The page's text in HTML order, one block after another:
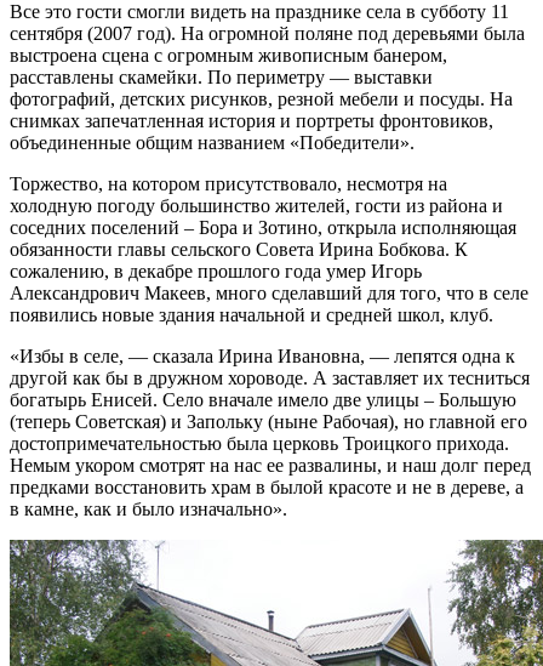
Все это гости смогли видеть на празднике села в субботу 11
сентября (2007 год). На огромной поляне под деревьями была
выстроена сцена с огромным живописным банером,
расставлены скамейки. По периметру — выставки
фотографий, детских рисунков, резной мебели и посуды. На
снимках запечатленная история и портреты фронтовиков,
объединенные общим названием «Победители».
Торжество, на котором присутствовало, несмотря на
холодную погоду большинство жителей, гости из района и
соседних поселений – Бора и Зотино, открыла исполняющая
обязанности главы сельского Совета Ирина Бобкова. К
сожалению, в декабре прошлого года умер Игорь
Александрович Макеев, много сделавший для того, что в селе
появились новые здания начальной и средней школ, клуб.
«Избы в селе, — сказала Ирина Ивановна, — лепятся одна к
другой как бы в дружном хороводе. А заставляет их тесниться
богатырь Енисей. Село вначале имело две улицы – Большую
(теперь Советская) и Запольку (ныне Рабочая), но главной его
достопримечательностью была церковь Троицкого прихода.
Немым укором смотрят на нас ее развалины, и наш долг перед
предками восстановить храм в былой красоте и не в дереве, а
в камне, как и было изначально».